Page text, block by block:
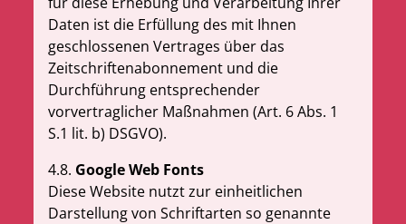
Daten ist die Erfüllung des mit Ihnen
geschlossenen Vertrages über das
Zeitschriftenabonnement und die
Durchführung entsprechender
vorvertraglicher Maßnahmen (Art. 6 Abs. 1
S.1 lit. b) DSGVO).
4.8. Google Web Fonts
Diese Website nutzt zur einheitlichen
Darstellung von Schriftarten so genannte